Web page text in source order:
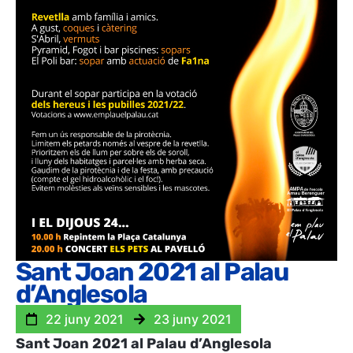
Sant Joan 2021 al Palau
d’Anglesola
22 juny 2021 23 juny 2021
Sant Joan 2021 al Palau d’Anglesola